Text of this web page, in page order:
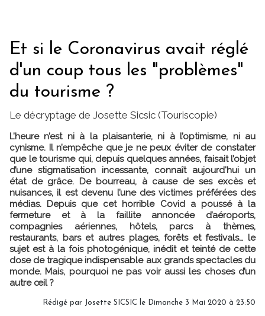
Et si le Coronavirus avait réglé
d'un coup tous les "problèmes"
du tourisme ?
Le décryptage de Josette Sicsic (Touriscopie)
L’heure n’est ni à la plaisanterie, ni à l’optimisme, ni au
cynisme. Il n’empêche que je ne peux éviter de constater
que le tourisme qui, depuis quelques années, faisait l’objet
d’une stigmatisation incessante, connaît aujourd'hui un
état de grâce. De bourreau, à cause de ses excès et
nuisances, il est devenu l’une des victimes préférées des
médias. Depuis que cet horrible Covid a poussé à la
fermeture et à la faillite annoncée d’aéroports,
compagnies aériennes, hôtels, parcs à thèmes,
restaurants, bars et autres plages, forêts et festivals… le
sujet est à la fois photogénique, inédit et teinté de cette
dose de tragique indispensable aux grands spectacles du
monde. Mais, pourquoi ne pas voir aussi les choses d’un
autre œil ?
Rédigé par Josette SICSIC le Dimanche 3 Mai 2020 à 23:50